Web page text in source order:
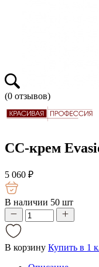
(0 отзывов)
CC-крем
5 060 ₽
В наличии 50 шт
В корзину Купить в 1